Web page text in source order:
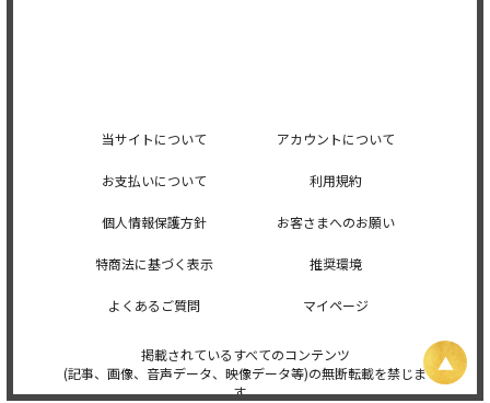
当サイトについて アカウントについて
お支払いについて 利用規約
個人情報保護方針 お客さまへのお願い
特商法に基づく表示 推奨環境
よくあるご質問 マイページ
掲載されているすべてのコンテンツ
(記事、画像、音声データ、映像データ等)の無断転載を禁じま
す。